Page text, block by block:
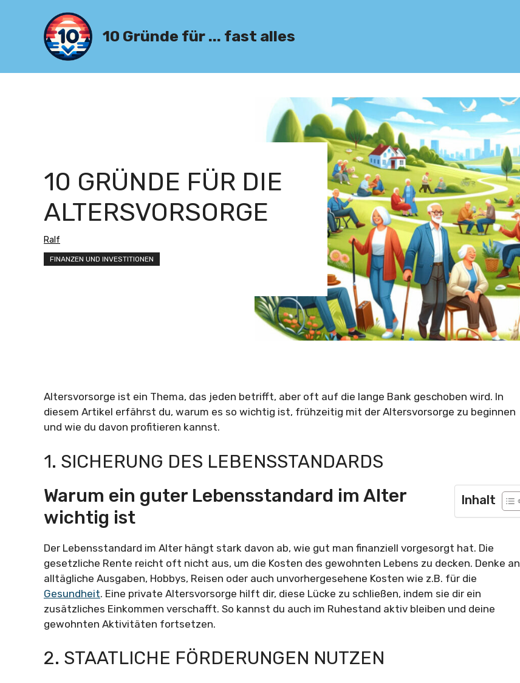
10 Gründe für ... fast alles
10 GRÜNDE FÜR DIE
ALTERSVORSORGE
Ralf
FINANZEN UND INVESTITIONEN
Altersvorsorge ist ein Thema, das jeden betrifft, aber oft auf die lange Bank geschoben wird. In
diesem Artikel erfährst du, warum es so wichtig ist, frühzeitig mit der Altersvorsorge zu beginnen
und wie du davon profitieren kannst.
1. SICHERUNG DES LEBENSSTANDARDS
Inhalt
Warum ein guter Lebensstandard im Alter
wichtig ist
Der Lebensstandard im Alter hängt stark davon ab, wie gut man finanziell vorgesorgt hat. Die
gesetzliche Rente reicht oft nicht aus, um die Kosten des gewohnten Lebens zu decken. Denke an
alltägliche Ausgaben, Hobbys, Reisen oder auch unvorhergesehene Kosten wie z.B. für die
Gesundheit. Eine private Altersvorsorge hilft dir, diese Lücke zu schließen, indem sie dir ein
zusätzliches Einkommen verschafft. So kannst du auch im Ruhestand aktiv bleiben und deine
gewohnten Aktivitäten fortsetzen.
2. STAATLICHE FÖRDERUNGEN NUTZEN